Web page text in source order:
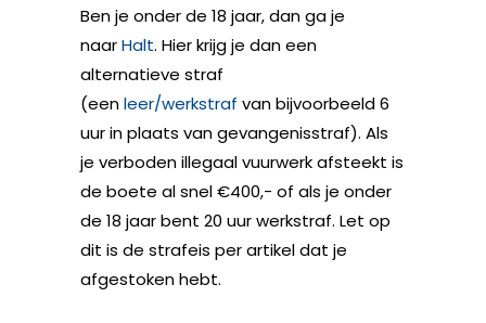
Ben je onder de 18 jaar, dan ga je
naarHalt. Hier krijg je dan een
alternatieve straf
(eenleer/werkstraf van bijvoorbeeld 6
uur in plaats van gevangenisstraf). Als
je verboden illegaal vuurwerk afsteekt is
de boete al snel €400,- of als je onder
de 18 jaar bent 20 uur werkstraf. Let op
dit is de strafeis per artikel dat je
afgestoken hebt.